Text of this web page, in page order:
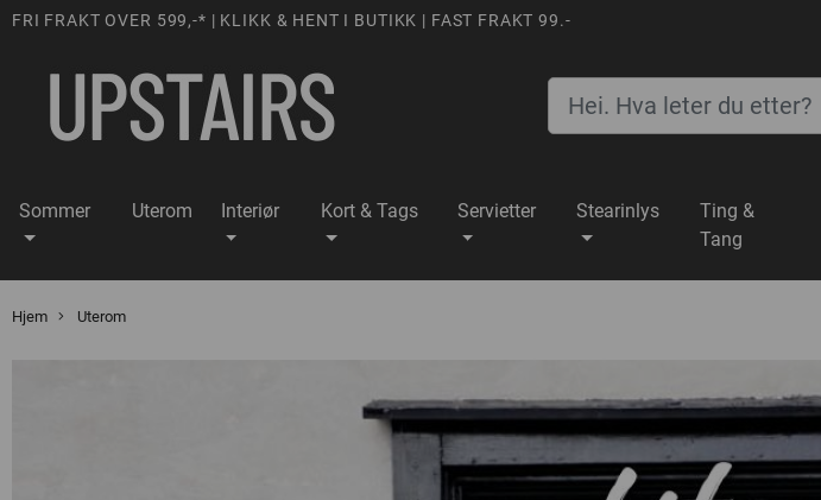
FRI FRAKT OVER 599,-* | KLIKK & HENT I BUTIKK | FAST FRAKT 99.-
Sommer Uterom Interiør Kort & Tags Servietter Stearinlys
Ting &
Tang
Hjem Uterom